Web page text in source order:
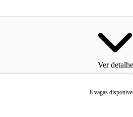
Ver
8 vagas